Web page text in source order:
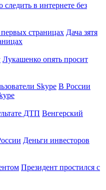
в интернете без
Дача зятя
Лукашенко опять просит
В России
Венгерский
Деньги инвесторов
Президент простился с